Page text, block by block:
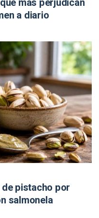
a diario
pistacho por
salmonela